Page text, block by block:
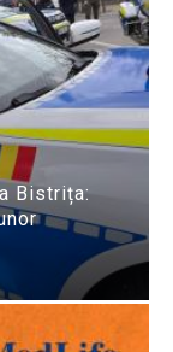
Bistrița: